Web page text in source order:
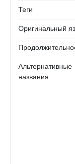
Теги
Оригинальный
Альтернативные
названия